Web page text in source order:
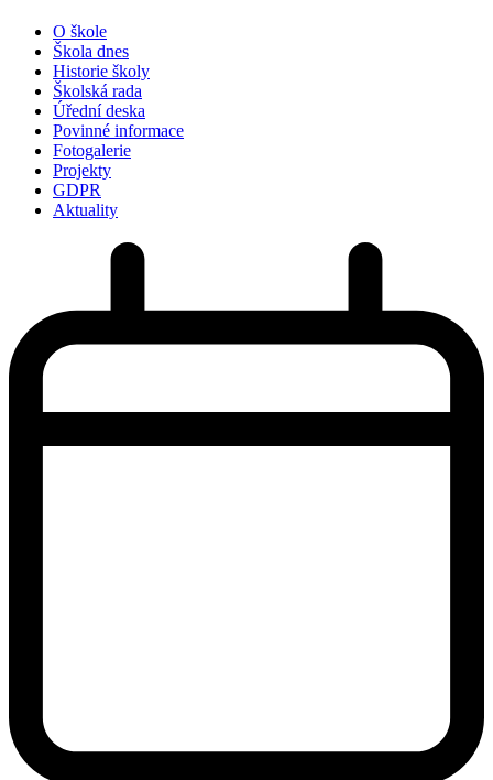
O škole
Škola dnes
Historie školy
Školská rada
Úřední deska
Povinné informace
Fotogalerie
Projekty
GDPR
Aktuality